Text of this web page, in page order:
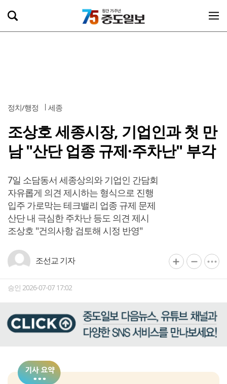
정치/행정 세종
조상호 세종시장, 기업인과 첫 만
남 "산단 업종 규제·주차난" 부각
7일 소담동서 세종상의와 기업인 간담회
자유롭게 의견 제시하는 형식으로 진행
입주 가로막는 테크밸리 업종 규제 문제
산단 내 극심한 주차난 등도 의견 제시
조상호 "건의사항 검토해 시정 반영"
조선교 기자
승인 2026-07-07 17:02